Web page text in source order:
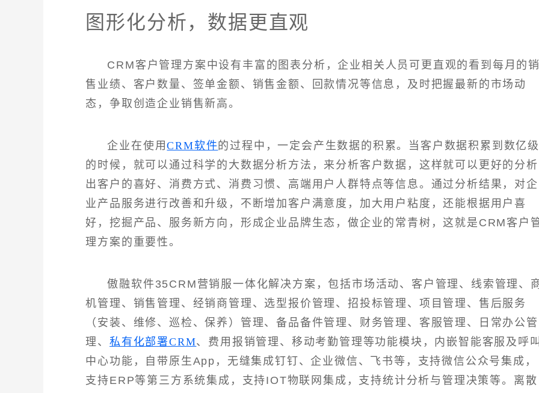
图形化分析，数据更直观
CRM客户管理方案中设有丰富的图表分析，企业相关人员可更直观的看到每月的
售业绩、客户数量、签单金额、销售金额、回款情况等信息，及时把握最新的市场动
态，争取创造企业销售新高。
企业在使用CRM软件的过程中，一定会产生数据的积累。当客户数据积累到数亿
的时候，就可以通过科学的大数据分析方法，来分析客户数据，这样就可以更好的分析
出客户的喜好、消费方式、消费习惯、高端用户人群特点等信息。通过分析结果，对企
业产品服务进行改善和升级，不断增加客户满意度，加大用户粘度，还能根据用户喜
好，挖掘产品、服务新方向，形成企业品牌生态，做企业的常青树，这就是CRM客户
理方案的重要性。
傲融软件35CRM营销服一体化解决方案，包括市场活动、客户管理、线索管理、
机管理、销售管理、经销商管理、选型报价管理、招投标管理、项目管理、售后服务
（安装、维修、巡检、保养）管理、备品备件管理、财务管理、客服管理、日常办公管
理、私有化部署CRM、费用报销管理、移动考勤管理等功能模块，内嵌智能客服及呼
中心功能，自带原生App，无缝集成钉钉、企业微信、飞书等，支持微信公众号集成，
支持ERP等第三方系统集成，支持IOT物联网集成，支持统计分析与管理决策等。离散